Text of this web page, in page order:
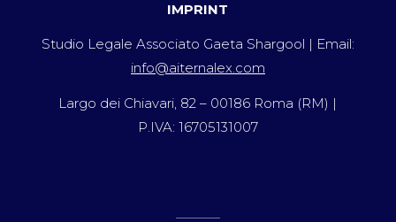
IMPRINT
Studio Legale Associato Gaeta Shargool | Email:
info@aiternalex.com
Largo dei Chiavari, 82 – 00186 Roma (RM) |
P.IVA: 16705131007